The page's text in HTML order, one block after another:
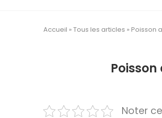
Accueil » Tous les articles » Poisson
Noter